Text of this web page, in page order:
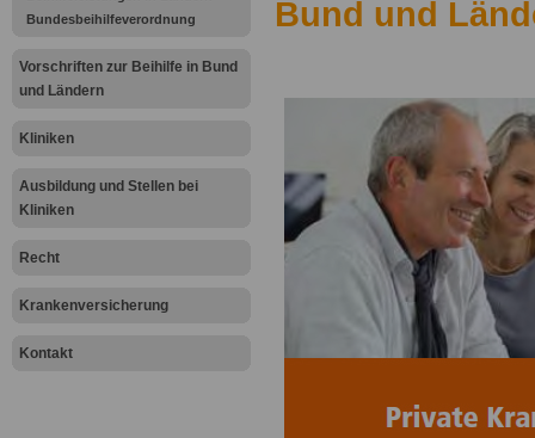
Bundesbeihilfeverordnung
Vorschriften zur Beihilfe in Bund
und Ländern
Kliniken
Ausbildung und Stellen bei
Kliniken
Recht
Krankenversicherung
Kontakt
Bund und